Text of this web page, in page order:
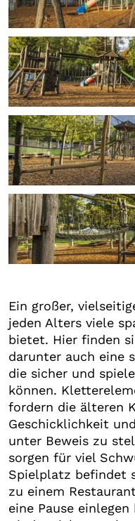
Ein großer,
jeden Alters viele
bietet. Hier finden
darunter auch eine
die sicher und
können.
fordern die älteren
Geschicklichkeit
unter Beweis zu
sorgen für viel
Spielplatz befindet
zu einem
eine Pause